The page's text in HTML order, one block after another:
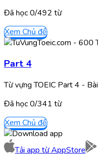
Đã học0/492 từ
Xem Chủ đề
Part 4
Từ vựng TOEIC Part 4 -
Đã học0/341 từ
Xem Chủ đề
Tải app từAppStore